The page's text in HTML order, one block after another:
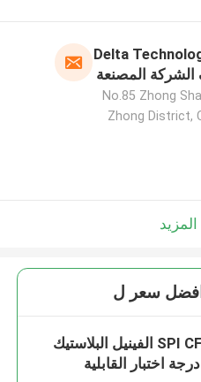
Delta
No.85 Zhong
Zhong District,
سعر ل
SPI CFR 1611 الفينيل البلاستيك
فيلم 45 درجة اختبار القابلية